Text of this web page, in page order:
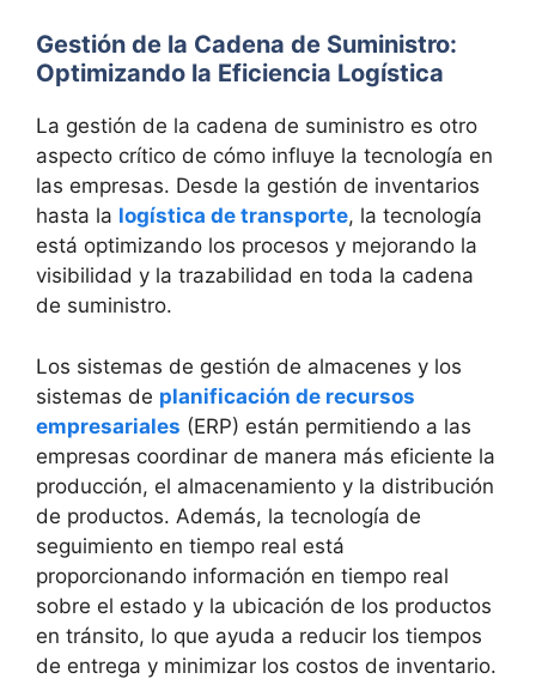
Gestión de la Cadena de Suministro:
Optimizando la Eficiencia Logística
La gestión de la cadena de suministro es otro
aspecto crítico de cómo influye la tecnología en
las empresas. Desde la gestión de inventarios
hasta la logística de transporte, la tecnología
está optimizando los procesos y mejorando la
visibilidad y la trazabilidad en toda la cadena
de suministro.
Los sistemas de gestión de almacenes y los
sistemas de planificación de recursos
empresariales (ERP) están permitiendo a las
empresas coordinar de manera más eficiente la
producción, el almacenamiento y la distribución
de productos. Además, la tecnología de
seguimiento en tiempo real está
proporcionando información en tiempo real
sobre el estado y la ubicación de los productos
en tránsito, lo que ayuda a reducir los tiempos
de entrega y minimizar los costos de inventario.